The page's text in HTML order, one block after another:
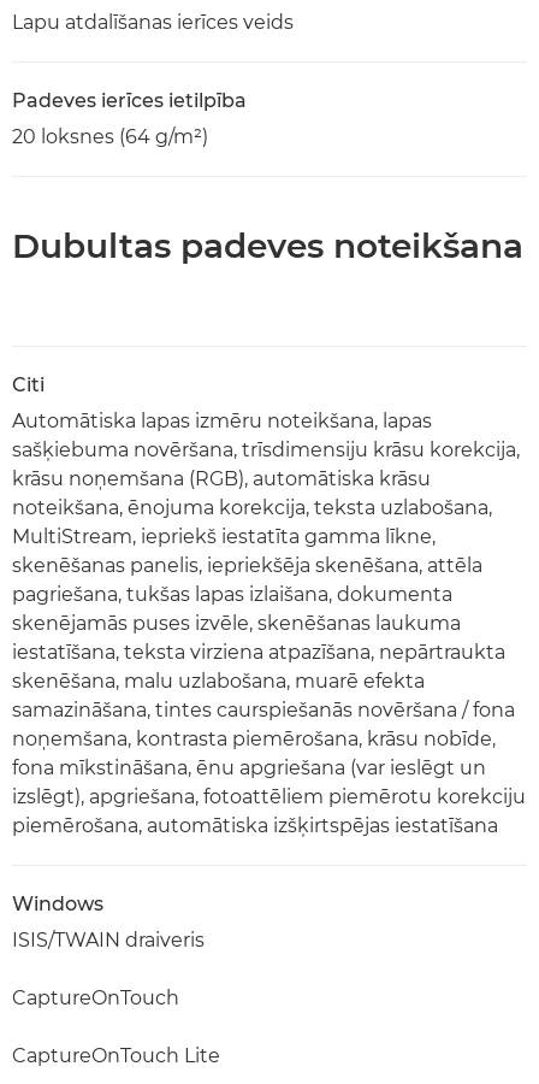
Lapu atdalīšanas ierīces veids
Padeves ierīces ietilpība
20 loksnes (64 g/m²)
Dubultas padeves noteikšana
Citi
Automātiska lapas izmēru noteikšana, lapas
sašķiebuma novēršana, trīsdimensiju krāsu korekcija,
krāsu noņemšana (RGB), automātiska krāsu
noteikšana, ēnojuma korekcija, teksta uzlabošana,
MultiStream, iepriekš iestatīta gamma līkne,
skenēšanas panelis, iepriekšēja skenēšana, attēla
pagriešana, tukšas lapas izlaišana, dokumenta
skenējamās puses izvēle, skenēšanas laukuma
iestatīšana, teksta virziena atpazīšana, nepārtraukta
skenēšana, malu uzlabošana, muarē efekta
samazināšana, tintes caurspiešanās novēršana / fona
noņemšana, kontrasta piemērošana, krāsu nobīde,
fona mīkstināšana, ēnu apgriešana (var ieslēgt un
izslēgt), apgriešana, fotoattēliem piemērotu korekciju
piemērošana, automātiska izšķirtspējas iestatīšana
Windows
ISIS/TWAIN draiveris
CaptureOnTouch
CaptureOnTouch Lite